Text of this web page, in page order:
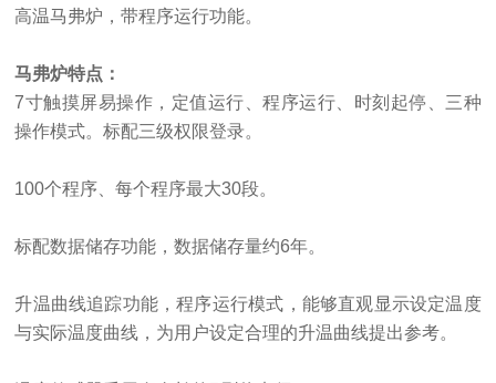
高温马弗炉，带程序运行功能。
马弗炉特点：
7寸触摸屏易操作，定值运行、程序运行、时刻起停、三种
操作模式。标配三级权限登录。
100个程序、每个程序最大30段。
标配数据储存功能，数据储存量约6年。
升温曲线追踪功能，程序运行模式，能够直观显示设定温度
与实际温度曲线，为用户设定合理的升温曲线提出参考。